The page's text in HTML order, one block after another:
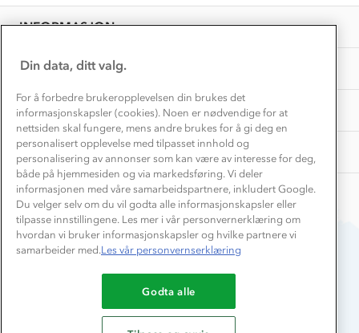
INFORMASJON
Presse
OM OSS
Samarbeide med oss?
TIPS OG RÅD
Store størrelser
Turmat oppskrifter
Beredskap
AKTIVITETER
Overnatte utendørs⛺
Leirskole 🥾
Barnehageansatt
Tips til hyttetur
Du betaler enkelt med
Din data, ditt valg.
For å forbedre brukeropplevelsen din brukes det
informasjonskapsler (cookies). Noen er nødvendige for at
nettsiden skal fungere, mens andre brukes for å gi deg en
personalisert opplevelse med tilpasset innhold og
personalisering av annonser som kan være av interesse for deg,
både på hjemmesiden og via markedsføring. Vi deler
informasjonen med våre samarbeidspartnere, inkludert Google.
Du velger selv om du vil godta alle informasjonskapsler eller
tilpasse innstillingene. Les mer i vår personvernerklæring om
hvordan vi bruker informasjonskapsler og hvilke partnere vi
samarbeider med.Les vår personvernserklæring
Godta alle